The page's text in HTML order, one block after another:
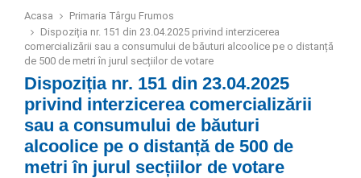
Acasa
Primaria Târgu Frumos
Dispoziția nr. 151 din 23.04.2025 privind interzicerea
comercializării sau a consumului de băuturi alcoolice pe o distanță
de 500 de metri în jurul secțiilor de votare
Dispoziția nr. 151 din 23.04.2025
privind interzicerea comercializării
sau a consumului de băuturi
alcoolice pe o distanță de 500 de
metri în jurul secțiilor de votare